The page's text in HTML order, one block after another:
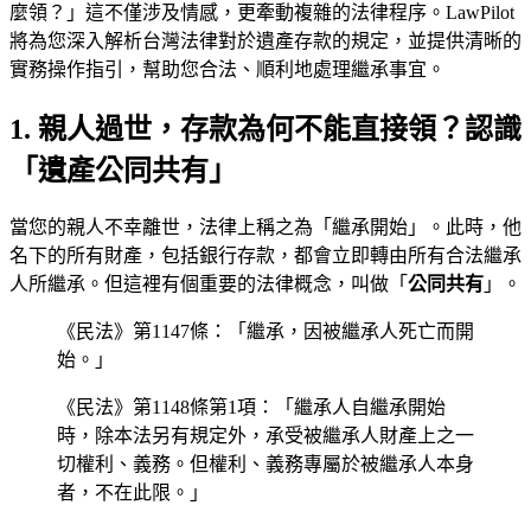
麼領？」這不僅涉及情感，更牽動複雜的法律程序。LawPilot
將為您深入解析台灣法律對於遺產存款的規定，並提供清晰的
實務操作指引，幫助您合法、順利地處理繼承事宜。
1. 親人過世，存款為何不能直接領？認識
「遺產公同共有」
當您的親人不幸離世，法律上稱之為「繼承開始」。此時，他
名下的所有財產，包括銀行存款，都會立即轉由所有合法繼承
人所繼承。但這裡有個重要的法律概念，叫做「 公同共有 」。
《民法》第1147條：「繼承，因被繼承人死亡而開
始。」
《民法》第1148條第1項：「繼承人自繼承開始
時，除本法另有規定外，承受被繼承人財產上之一
切權利、義務。但權利、義務專屬於被繼承人本身
者，不在此限。」